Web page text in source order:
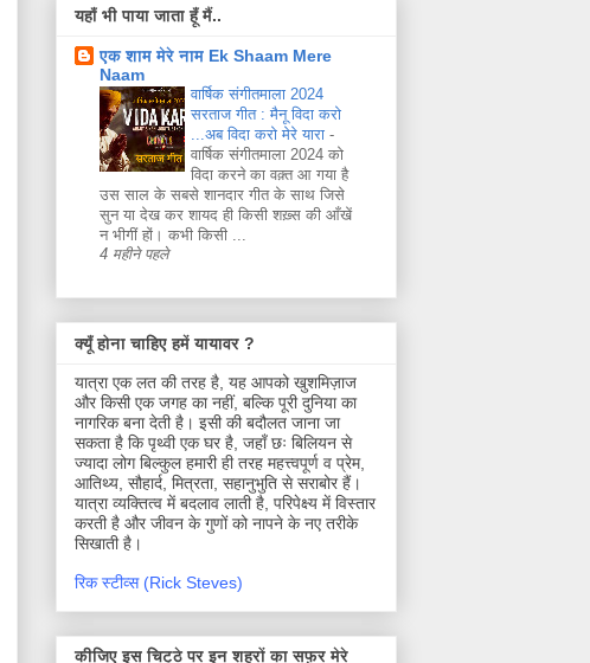
यहाँ भी पाया जाता हूँ मैं..
एक शाम मेरे नाम Ek Shaam Mere
Naam
वार्षिक संगीतमाला 2024
सरताज गीत : मैनू विदा करो
...अब विदा करो मेरे यारा -
वार्षिक संगीतमाला 2024 को
विदा करने का वक़्त आ गया है
उस साल के सबसे शानदार गीत के साथ जिसे
सुन या देख कर शायद ही किसी शख़्स की आँखें
न भीगीं हों। कभी किसी ...
4 महीने पहले
क्यूँ होना चाहिए हमें यायावर ?
यात्रा एक लत की तरह है, यह आपको खुशमिज़ाज
और किसी एक जगह का नहीं, बल्कि पूरी दुनिया का
नागरिक बना देती है। इसी की बदौलत जाना जा
सकता है कि पृथ्वी एक घर है, जहाँ छः बिलियन से
ज्यादा लोग बिल्कुल हमारी ही तरह महत्त्वपूर्ण व प्रेम,
आतिथ्य, सौहार्द, मित्रता, सहानुभुति से सराबोर हैं।
यात्रा व्यक्तित्व में बदलाव लाती है, परिपेक्ष्य में विस्तार
करती है और जीवन के गुणों को नापने के नए तरीके
सिखाती है।
रिक स्टीव्स (Rick Steves)
कीजिए इस चिट्ठे पर इन शहरों का सफ़र मेरे